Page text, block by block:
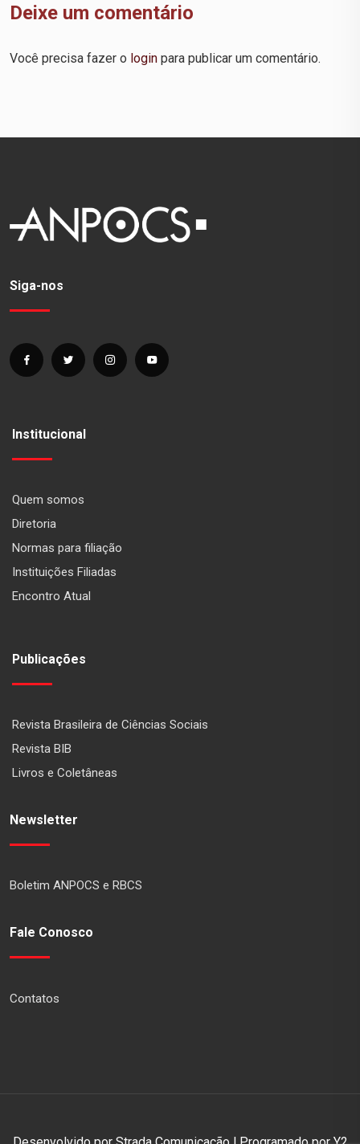
Deixe um comentário
Você precisa fazer o login para publicar um comentário.
Siga-nos
Institucional
Quem somos
Diretoria
Normas para filiação
Instituições Filiadas
Encontro Atual
Publicações
Revista Brasileira de Ciências Sociais
Revista BIB
Livros e Coletâneas
Newsletter
Boletim ANPOCS e RBCS
Fale Conosco
Contatos